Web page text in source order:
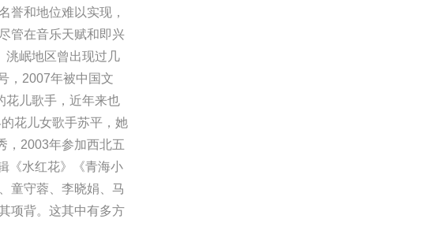
誉和地位难以实现，
管在音乐天赋和即兴
洮岷地区曾出现过几
，2007年被中国文
花儿歌手，近年来也
花儿女歌手苏平，她
，2003年参加西北五
《水红花》《青海小
童守蓉、李晓娟、马
项背。这其中有多方